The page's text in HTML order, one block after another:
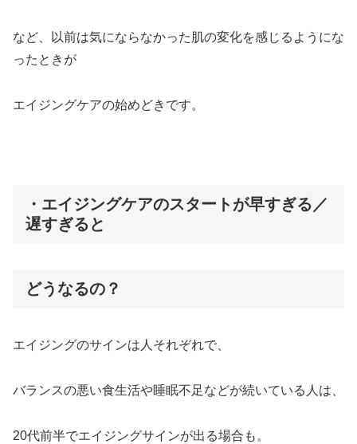
など、以前は気にならなかった肌の変化を感じるようにな
ったときが
エイジングケアの始めどきです。
・エイジングケアのスタートが早すぎる／
遅すぎると
どうなるの？
エイジングのサインは人それぞれで、
バランスの悪い食生活や睡眠不足などが続いている人は、
20代前半でエイジングサインが出る場合も。